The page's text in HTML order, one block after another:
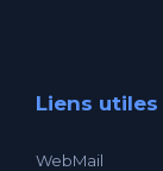
Liens utiles
WebMail